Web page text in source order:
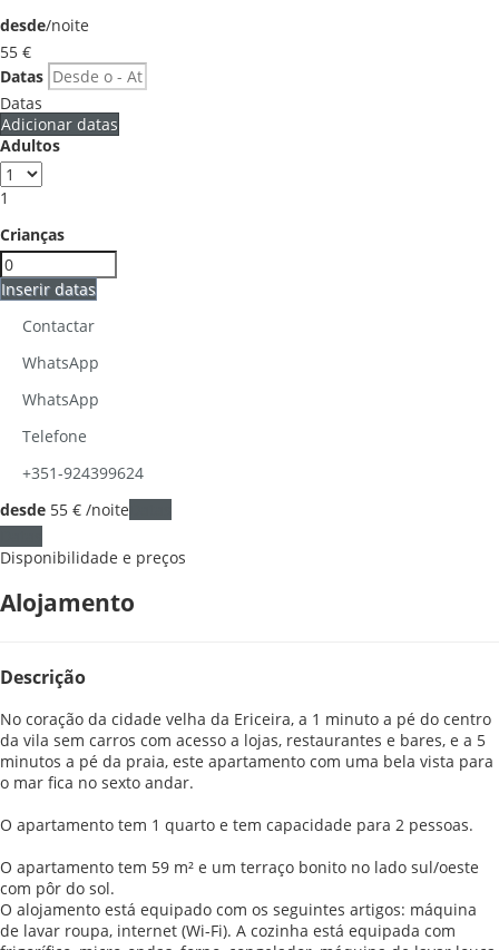
desde/noite
55 €
Datas
Datas
Adicionar datas
Adultos
1
Crianças
Inserir datas
Contactar
WhatsApp
WhatsApp
Telefone
+351-924399624
desde 55 € /noite
Disponibilidade e preços
Alojamento
Descrição
No coração da cidade velha da Ericeira, a 1 minuto a pé do centro
da vila sem carros com acesso a lojas, restaurantes e bares, e a 5
minutos a pé da praia, este apartamento com uma bela vista para
o mar fica no sexto andar.
O apartamento tem 1 quarto e tem capacidade para 2 pessoas.
O apartamento tem 59 m² e um terraço bonito no lado sul/oeste
com pôr do sol.
O alojamento está equipado com os seguintes artigos: máquina
de lavar roupa, internet (Wi-Fi). A cozinha está equipada com